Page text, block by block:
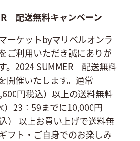
配送無料キャンペーン
ーケットbyマリベルオンラ
ご利用いただき誠にありが
。2024 SUMMER 配送無料
開催いたします。通常
円税込）以上の送料無料
）23：59までに10,000円
） 以上お買い上げで送料無
フト・ご自身でのお楽しみ